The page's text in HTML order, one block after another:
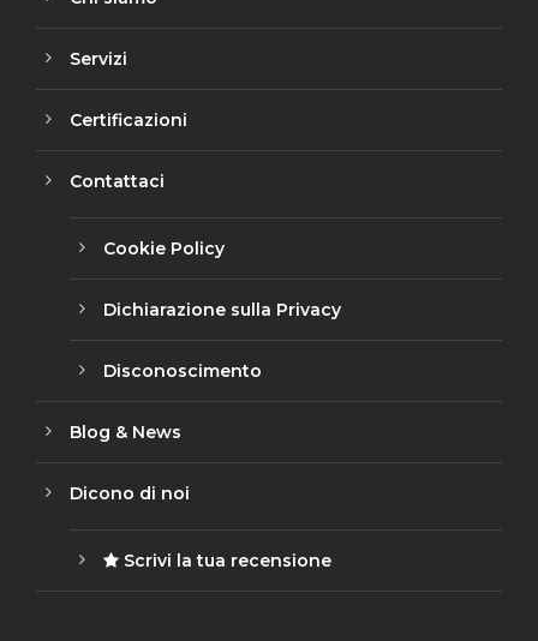
Servizi
Certificazioni
Contattaci
Cookie Policy
Dichiarazione sulla Privacy
Disconoscimento
Blog & News
Dicono di noi
Scrivi la tua recensione